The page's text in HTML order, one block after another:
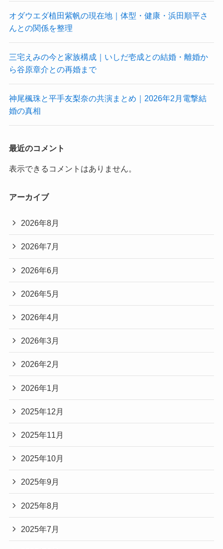
オダウエダ植田紫帆の現在地｜体型・健康・浜田順平さ
んとの関係を整理
三宅えみの今と家族構成｜いしだ壱成との結婚・離婚か
ら谷原章介との再婚まで
神尾楓珠と平手友梨奈の共演まとめ｜2026年2月電撃結
婚の真相
最近のコメント
表示できるコメントはありません。
アーカイブ
2026年8月
2026年7月
2026年6月
2026年5月
2026年4月
2026年3月
2026年2月
2026年1月
2025年12月
2025年11月
2025年10月
2025年9月
2025年8月
2025年7月